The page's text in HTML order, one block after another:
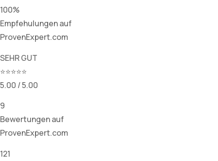
100%
Empfehulungen auf
ProvenExpert.com
SEHR GUT
⭐⭐⭐⭐⭐
5.00 / 5.00
9
Bewertungen auf
ProvenExpert.com
121